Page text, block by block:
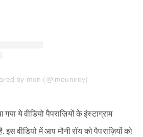
by mon (@imouniroy)
ये वीडियो पैपराज़ियों के इंस्टाग्राम
वीडियो में आप मौनी रॉय को पैपराज़ियों को